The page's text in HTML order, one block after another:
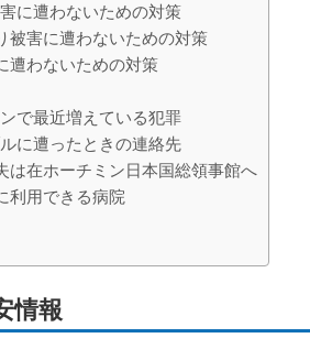
に遭わないための対策
被害に遭わないための対策
遭わないための対策
で最近増えている犯罪
に遭ったときの連絡先
は在ホーチミン日本国総領事館へ
利用できる病院
情報